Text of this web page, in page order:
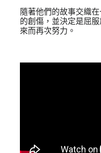
隨著他們的故事交織
的創傷，並決定是屈
來而再次努力。